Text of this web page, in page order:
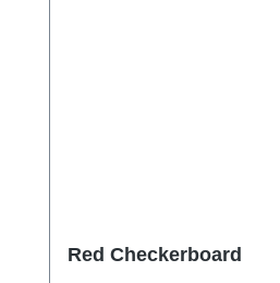
Red Checkerboard